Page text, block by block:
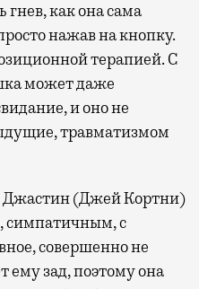
как она сама
нажав на кнопку.
терапией. С
может даже
и оно не
травматизмом
Джастин (Джей Кортни)
симпатичным, с
совершенно не
ему зад, поэтому она